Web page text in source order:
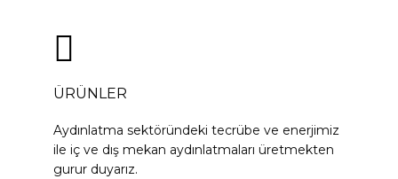
ÜRÜNLER
Aydınlatma sektöründeki tecrübe ve enerjimiz
ile iç ve dış mekan aydınlatmaları üretmekten
gurur duyarız.